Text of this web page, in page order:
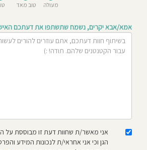
מעולה טוב מאד
אמא/אבא יקרים, נשמח שתשתפו את דעתכם
אני מאשר/ת שחוות דעת זו מבוססת על
הגן וכי אני אחראי/ת לנכונות המידע